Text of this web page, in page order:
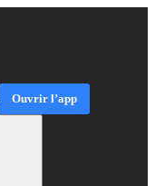
Ouvrir l’app